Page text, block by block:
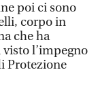
poi ci sono
corpo in
che ha
l’impegno
Protezione